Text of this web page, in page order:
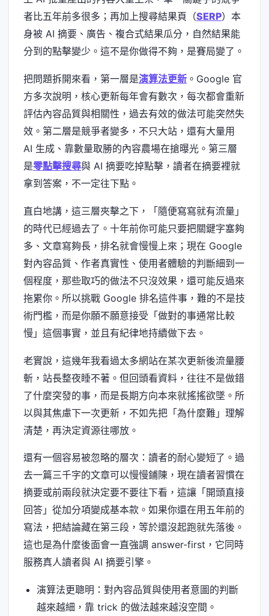
者比五年前多很多；再加上搜尋結果頁（SERP）本
身被 AI 摘要、廣告、複合式結果瓜分，自然結果能
分到的點擊變少。這不是你做得不夠，是賽局變了。
把問題拆開來看，第一層是演算法更新 。Google 官
方多次說明，核心更新每年會有數次，每次都會重新
評估內容品質與相關性，過去有效的做法可能突然失
效。第二層是競爭者變多，不只大站，還有大量用
AI 生成、靠數量取勝的內容農場在搶曝光。第三層
是零點擊搜尋與 AI 摘要吃掉點擊，讀者在摘要裡就
拿到答案，不一定往下點。
直白地講，這三層夾擊之下，「隨便寫寫就有流量」
的時代已經過去了。十年前你可能只要把關鍵字塞夠
多、文章寫夠長，排名就會慢慢上來；現在 Google
對內容品質、作者真實性、使用者體驗的判斷細到一
個程度，那些取巧的做法不只沒效果，還可能反過來
拖累你。所以挑戰 Google 排名這件事，難的不是技
術門檻，而是你願不願意接受「做對的事通常比較
慢」這個事實，並且有紀律地持續做下去。
老實說，這幾年我看過太多網站在某次更新後流量腰
斬，站長整夜睡不著。但回頭看資料，往往不是做錯
了什麼突發的事，而是長期方向本來就搖搖欲墜。所
以與其焦慮下一次更新，不如先把「為什麼難」理解
清楚，再決定資源往哪放。
還有一個容易被忽略的層次：讀者的耐心變短了。過
去一篇三千字的文章可以慢慢鋪陳，現在讀者習慣在
摘要或前兩段就決定要不要往下看，這讓「開頭直接
回答」從加分項變成基本款。如果你還在用五年前的
寫法，把結論藏在第三段，等於還沒起跑就先落後。
這也是為什麼後面會一直強調 answer-first，它同時
服務真人讀者與 AI 摘要引擎。
演算法更聰明：對內容品質與使用者意圖的判斷
越來越細，靠 trick 的做法越來越沒空間。